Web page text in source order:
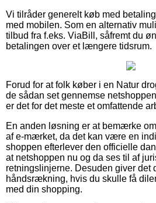
Vi tilråder generelt køb med
med mobilen. Som en alternativ
tilbud fra f.eks. ViaBill, såfremt du
betalingen over et længere tidsrum.
Forud for at folk køber i en Natur
de sådan set gennemse
er det for det meste et omfattende
En anden løsning er at bemærke
af e-mærket, da det kan være en
shoppen efterlever den officielle
at netshoppen nu og da ses til af
retningslinjerne. Desuden giver det
håndsrækning, hvis du skulle få
med din shopping.